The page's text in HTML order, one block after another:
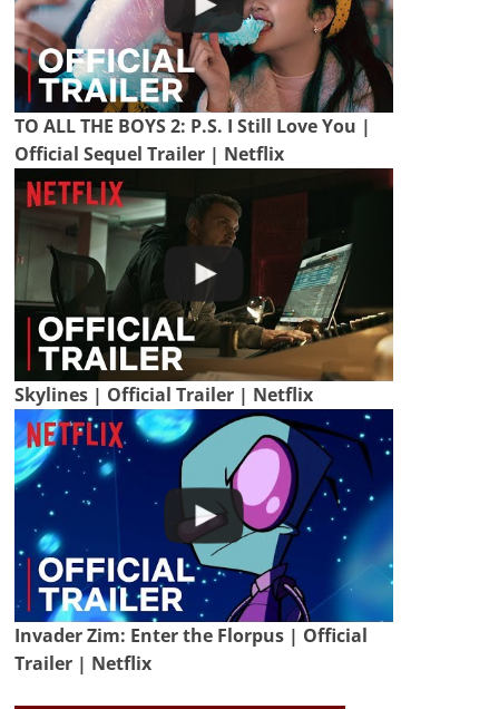
TO ALL THE BOYS 2: P.S. I Still Love You |
Official Sequel Trailer | Netflix
Skylines | Official Trailer | Netflix
Invader Zim: Enter the Florpus | Official
Trailer | Netflix